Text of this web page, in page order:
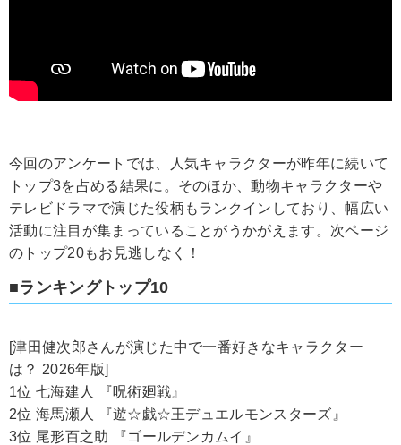
今回のアンケートでは、人気キャラクターが昨年に続いて
トップ3を占める結果に。そのほか、動物キャラクターや
テレビドラマで演じた役柄もランクインしており、幅広い
活動に注目が集まっていることがうかがえます。次ページ
のトップ20もお見逃しなく！
■ランキングトップ10
[津田健次郎さんが演じた中で一番好きなキャラクター
は？ 2026年版]
1位 七海建人 『呪術廻戦』
2位 海馬瀬人 『遊☆戯☆王デュエルモンスターズ』
3位 尾形百之助 『ゴールデンカムイ』